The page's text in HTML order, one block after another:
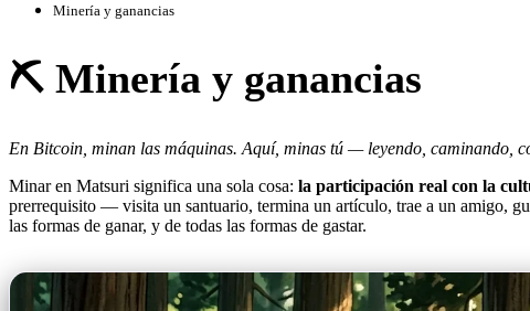
Minería y ganancias
⛏️ Minería y ganancias
En Bitcoin, minan las máquinas. Aquí, minas tú — leyendo, caminando,
Minar en Matsuri significa una sola cosa: la participación real con la
prerrequisito — visita un santuario, termina un artículo, trae a un amigo,
las formas de ganar, y de todas las formas de gastar.